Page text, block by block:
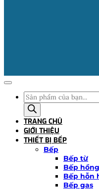
Tìm
kiếm
sản
phẩm
TRANG CHỦ
GIỚI THIỆU
THIẾT BỊ BẾP
Bếp
Bếp từ
Bếp
Bếp hỗn
Bếp gas